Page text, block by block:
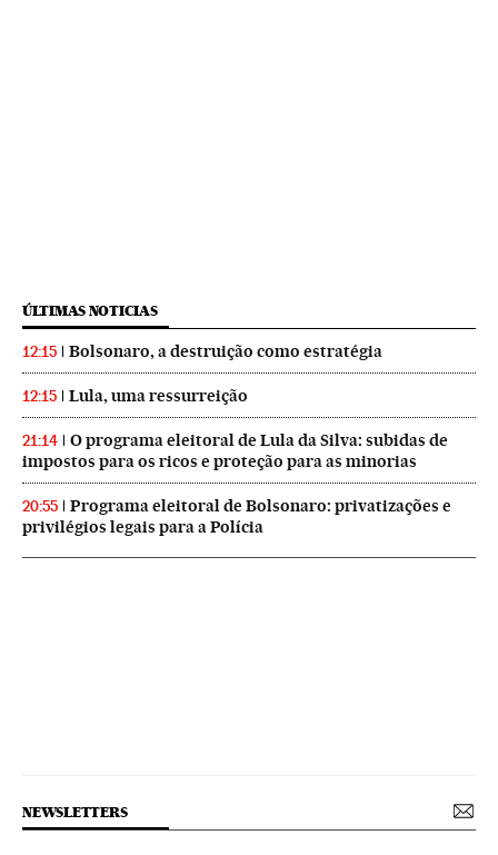
ÚLTIMAS NOTICIAS
12:15 Bolsonaro, a destruição como estratégia
12:15 Lula, uma ressurreição
21:14
O programa eleitoral de Lula da Silva: subidas de
impostos para os ricos e proteção para as minorias
20:55
Programa eleitoral de Bolsonaro: privatizações e
privilégios legais para a Polícia
NEWSLETTERS